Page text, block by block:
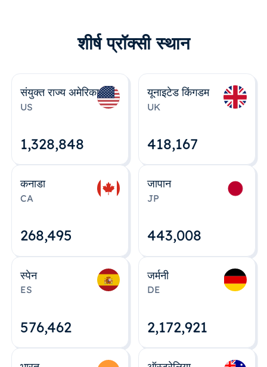
शीर्ष प्रॉक्सी स्थान
संयुक्त राज्य अमेरिका
US
1,328,848
यूनाइटेड किंगडम
UK
418,167
कनाडा
CA
268,495
जापान
JP
443,008
स्पेन
ES
576,463
जर्मनी
DE
2,172,922